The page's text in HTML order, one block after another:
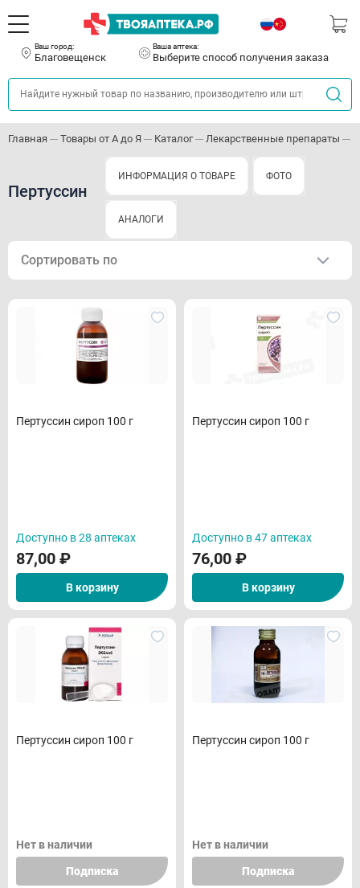
Ваш город:
Благовещенск
Ваша аптека:
Выберите способ получения заказа
Главная Товары от А до Я Каталог Лекарственные препараты
Пертуссин
ИНФОРМАЦИЯ О ТОВАРЕ ФОТО
АНАЛОГИ
Сортировать по
Пертуссин сироп 100 г
Доступно в 28 аптеках
87,00 ₽
В корзину
Пертуссин сироп 100 г
Доступно в 47 аптеках
76,00 ₽
В корзину
Пертуссин сироп 100 г
Нет в наличии
Подписка
Пертуссин сироп 100 г
Нет в наличии
Подписка